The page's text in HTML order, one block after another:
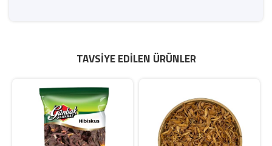
TAVSIYE EDILEN ÜRÜNLER